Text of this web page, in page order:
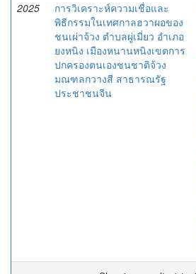
2025
การวิเคราะห์ความเชื่อและ
พิธีกรรมในเทศกาลฮวาผอของ
ชนเผ่าจ้วง ตําบลผู่เมี่ยว อําเภอ
ยงหนิง เมืองหนานหนิงเขตการ
ปกครองตนเองชนชาติจ้วง
มณฑลกวางสี สาธารณรัฐ
ประชาชนจีน